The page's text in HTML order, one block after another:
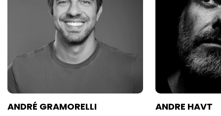
ANDRÉ GRAMORELLI ANDRE HAVT